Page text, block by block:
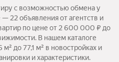
с возможностью обмена у
22 объявления от агентств и
по цене от 2 600 000 ₽ до
В нашем каталоге
до 77,1 м² в новостройках и
и характеристики.